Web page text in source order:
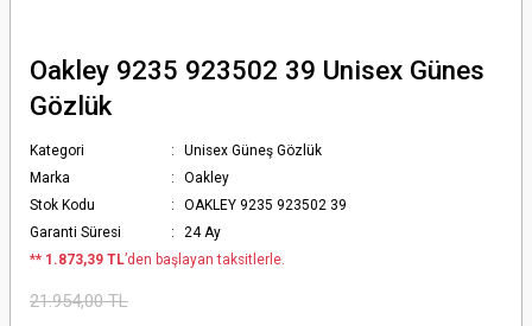
Oakley 9235 923502 39 Unisex Günes
Gözlük
Kategori
Unisex Güneş Gözlük
Marka
Oakley
Stok Kodu
OAKLEY 9235 923502 39
Garanti Süresi
24 Ay
** 1.873,39 TL’den başlayan taksitlerle.
21.954,00 TL